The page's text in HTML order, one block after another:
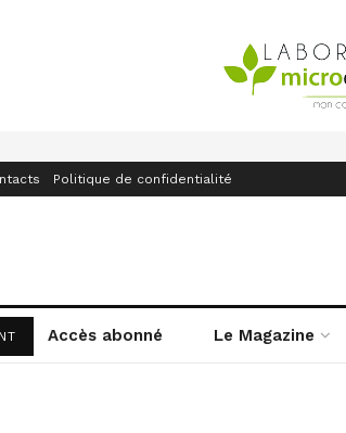
Politique de confidentialité
Accès abonné Le Magazine